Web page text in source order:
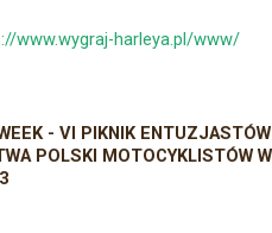
www.wygraj-harleya.pl/www/
- VI PIKNIK
POLSKI MOTOCYKLISTÓW